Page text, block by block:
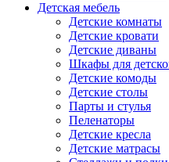
Детская мебель
Детские комнаты
Детские кровати
Детские диваны
Шкафы для
Детские комоды
Детские столы
Парты и стулья
Пеленаторы
Детские кресла
Детские матрасы